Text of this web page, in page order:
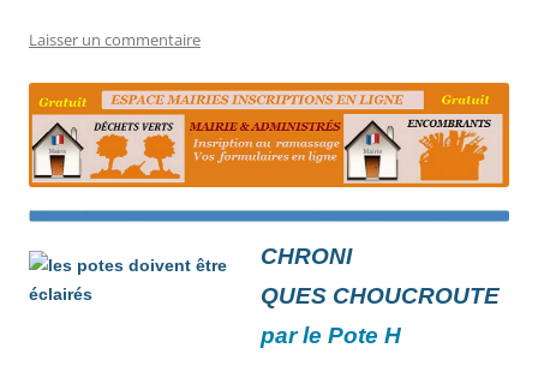
Laisser un commentaire
CHRONI
QUES CHOUCROUTE
par le Pote H